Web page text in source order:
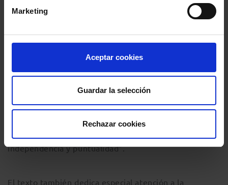
Marketing
Aceptar cookies
Guardar la selección
Rechazar cookies
injustificado y reiterado en juzgados y tribunales como
a los casos en que se exponen conductas que hayan
independencia y puntualidad”.
El texto también dedica especial atención a la